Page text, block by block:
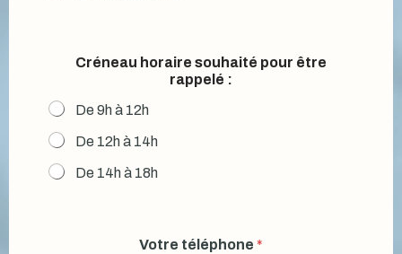
Créneau horaire souhaité pour être
rappelé :
De 9h à 12h
De 12h à 14h
De 14h à 18h
Votre téléphone *